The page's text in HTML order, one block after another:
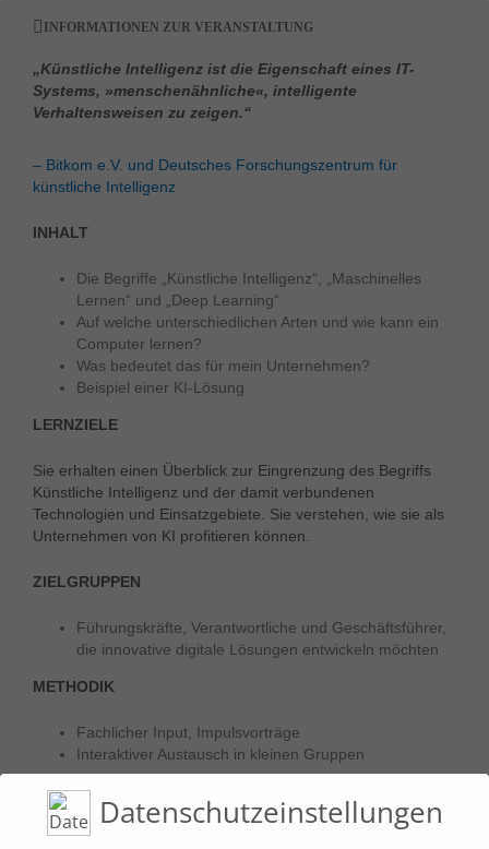
INFORMATIONEN ZUR VERANSTALTUNG
„Künstliche Intelligenz ist die Eigenschaft eines IT-
Systems, »menschenähnliche«, intelligente
Verhaltensweisen zu zeigen.“
– Bitkom e.V. und Deutsches Forschungszentrum für
künstliche Intelligenz
INHALT
Die Begriffe „Künstliche Intelligenz“, „Maschinelles
Lernen“ und „Deep Learning“
Auf welche unterschiedlichen Arten und wie kann ein
Computer lernen?
Was bedeutet das für mein Unternehmen?
Beispiel einer KI-Lösung
LERNZIELE
Sie erhalten einen Überblick zur Eingrenzung des Begriffs
Künstliche Intelligenz und der damit verbundenen
Technologien und Einsatzgebiete. Sie verstehen, wie sie als
Unternehmen von KI profitieren können.
ZIELGRUPPEN
Führungskräfte, Verantwortliche und Geschäftsführer,
die innovative digitale Lösungen entwickeln möchten
METHODIK
Fachlicher Input, Impulsvorträge
Interaktiver Austausch in kleinen Gruppen
DOZENT
Konstantin Garidis, Berater für Digitale Geschäftsmodelle,
Datenschutzeinstellungen